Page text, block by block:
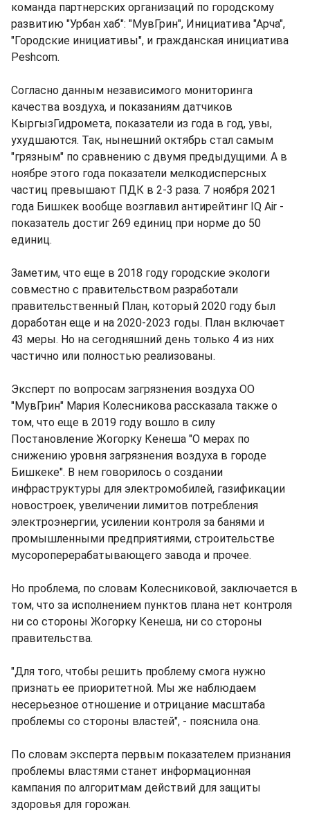
команда партнерских организаций по городскому
развитию "Урбан хаб": "МувГрин", Инициатива "Арча",
"Городские инициативы", и гражданская инициатива
Peshcom.
Согласно данным независимого мониторинга
качества воздуха, и показаниям датчиков
КыргызГидромета, показатели из года в год, увы,
ухудшаются. Так, нынешний октябрь стал самым
"грязным" по сравнению с двумя предыдущими. А в
ноябре этого года показатели мелкодисперсных
частиц превышают ПДК в 2-3 раза. 7 ноября 2021
года Бишкек вообще возглавил антирейтинг IQ Air -
показатель достиг 269 единиц при норме до 50
единиц.
Заметим, что еще в 2018 году городские экологи
совместно с правительством разработали
правительственный План, который 2020 году был
доработан еще и на 2020-2023 годы. План включает
43 меры. Но на сегодняшний день только 4 из них
частично или полностью реализованы.
Эксперт по вопросам загрязнения воздуха ОО
"МувГрин" Мария Колесникова рассказала также о
том, что еще в 2019 году вошло в силу
Постановление Жогорку Кенеша "О мерах по
снижению уровня загрязнения воздуха в городе
Бишкеке". В нем говорилось о создании
инфраструктуры для электромобилей, газификации
новостроек, увеличении лимитов потребления
электроэнергии, усилении контроля за банями и
промышленными предприятиями, строительстве
мусороперерабатывающего завода и прочее.
Но проблема, по словам Колесниковой, заключается в
том, что за исполнением пунктов плана нет контроля
ни со стороны Жогорку Кенеша, ни со стороны
правительства.
"Для того, чтобы решить проблему смога нужно
признать ее приоритетной. Мы же наблюдаем
несерьезное отношение и отрицание масштаба
проблемы со стороны властей", - пояснила она.
По словам эксперта первым показателем признания
проблемы властями станет информационная
кампания по алгоритмам действий для защиты
здоровья для горожан.